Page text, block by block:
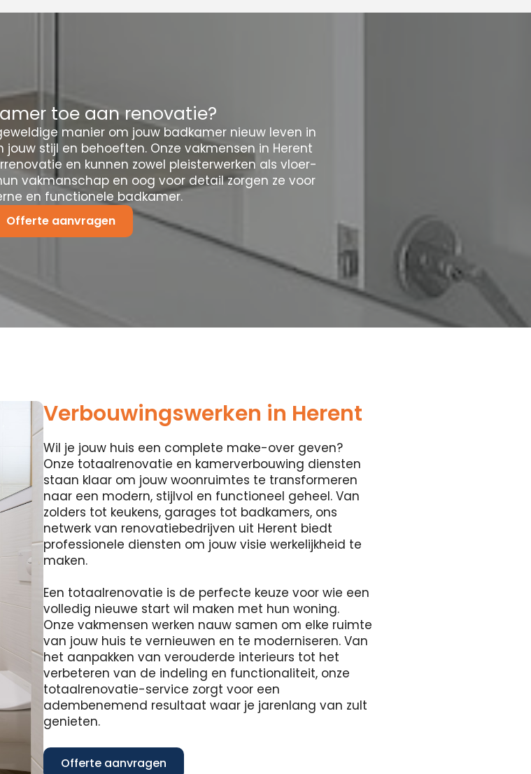
toe aan renovatie?
manier om jouw badkamer nieuw leven in
stijl en behoeften. Onze vakmensen in Herent
en kunnen zowel pleisterwerken als vloer-
vakmanschap en oog voor detail zorgen ze voor
en functionele badkamer.
Offerte aanvragen
Verbouwingswerken in Herent
Wil je jouw huis een complete make-over geven?
Onze totaalrenovatie en kamerverbouwing diensten
staan ​​klaar om jouw woonruimtes te transformeren
naar een modern, stijlvol en functioneel geheel. Van
zolders tot keukens, garages tot badkamers, ons
netwerk van renovatiebedrijven uit Herent biedt
professionele diensten om jouw visie werkelijkheid te
maken.
Een totaalrenovatie is de perfecte keuze voor wie een
volledig nieuwe start wil maken met hun woning.
Onze vakmensen werken nauw samen om elke ruimte
van jouw huis te vernieuwen en te moderniseren. Van
het aanpakken van verouderde interieurs tot het
verbeteren van de indeling en functionaliteit, onze
totaalrenovatie-service zorgt voor een
adembenemend resultaat waar je jarenlang van zult
genieten.
Offerte aanvragen